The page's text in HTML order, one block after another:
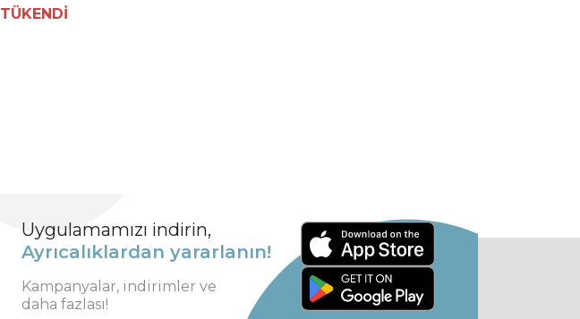
TÜKENDİ
Uygulamamızı indirin,
Ayrıcalıklardan yararlanın!
Kampanyalar, indirimler ve
daha fazlası!